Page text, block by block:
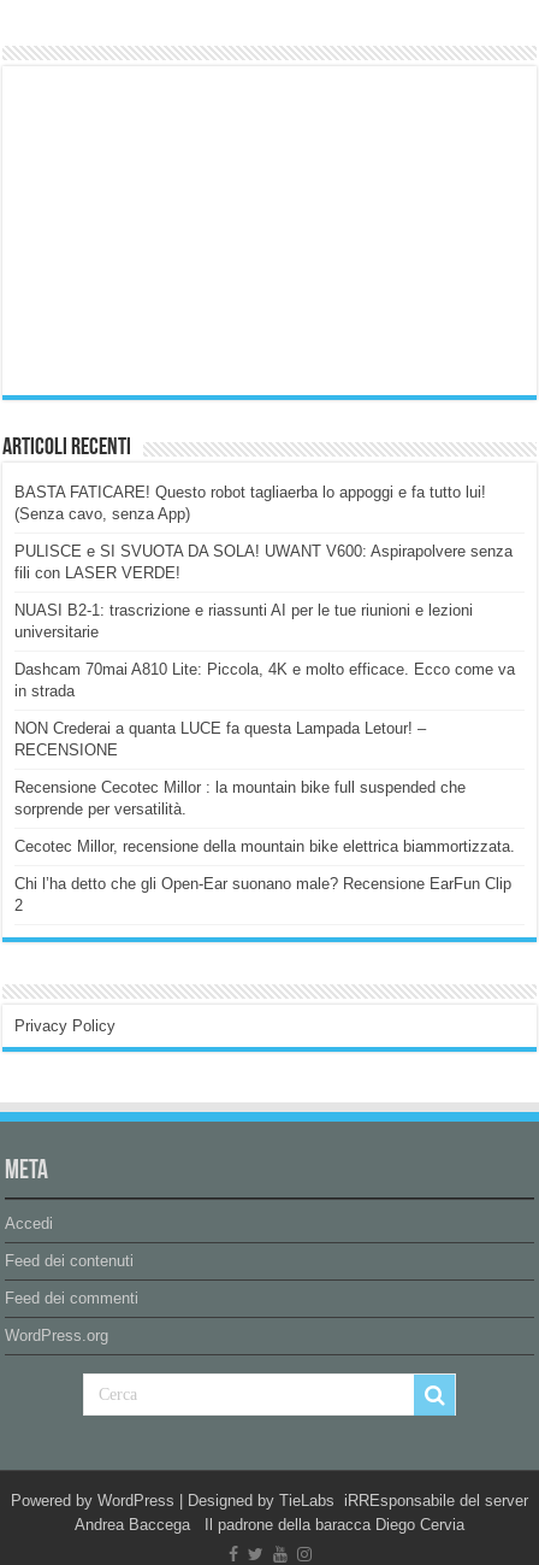
Articoli Recenti
BASTA FATICARE! Questo robot tagliaerba lo appoggi e fa tutto lui!
(Senza cavo, senza App)
PULISCE e SI SVUOTA DA SOLA! UWANT V600: Aspirapolvere senza
fili con LASER VERDE!
NUASI B2-1: trascrizione e riassunti AI per le tue riunioni e lezioni
universitarie
Dashcam 70mai A810 Lite: Piccola, 4K e molto efficace. Ecco come va
in strada
NON Crederai a quanta LUCE fa questa Lampada Letour! –
RECENSIONE
Recensione Cecotec Millor : la mountain bike full suspended che
sorprende per versatilità.
Cecotec Millor, recensione della mountain bike elettrica biammortizzata.
Chi l’ha detto che gli Open-Ear suonano male? Recensione EarFun Clip
2
Privacy Policy
Meta
Accedi
Feed dei contenuti
Feed dei commenti
WordPress.org
Powered by WordPress | Designed by TieLabs iRREsponsabile del server
Andrea Baccega Il padrone della baracca Diego Cervia